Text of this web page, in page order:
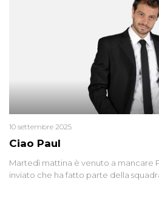
Ciao Paul
10 settembre 2025
Martedì mattina è venuto a mancare
inviato che ha fatto parte della